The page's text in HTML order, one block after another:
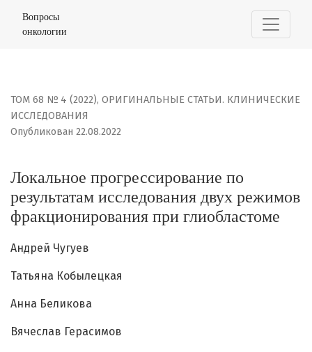
Локальное прогрессирование по результатам
Вопросы
онкологии
ТОМ 68 № 4 (2022), ОРИГИНАЛЬНЫЕ СТАТЬИ. КЛИНИЧЕСКИЕ
ИССЛЕДОВАНИЯ
Локальное прогрессирование по
результатам исследования двух режимов
фракционирования при глиобластоме
Опубликован 22.08.2022
Андрей Чугуев
Татьяна Кобылецкая
Анна Беликова
Вячеслав Герасимов